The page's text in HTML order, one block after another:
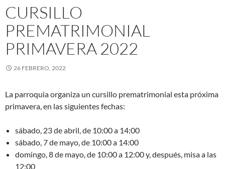
CURSILLO
PREMATRIMONIAL
PRIMAVERA 2022
26 FEBRERO, 2022
La parroquia organiza un cursillo prematrimonial esta próxima
primavera, en las siguientes fechas:
sábado, 23 de abril, de 10:00 a 14:00
sábado, 7 de mayo, de 10:00 a 14:00
domingo, 8 de mayo, de 10:00 a 12:00 y, después, misa a las
12:00